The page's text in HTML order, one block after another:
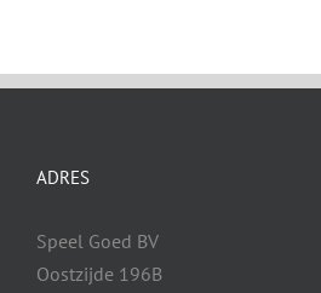
ADRES
Speel Goed BV
Oostzijde 196B